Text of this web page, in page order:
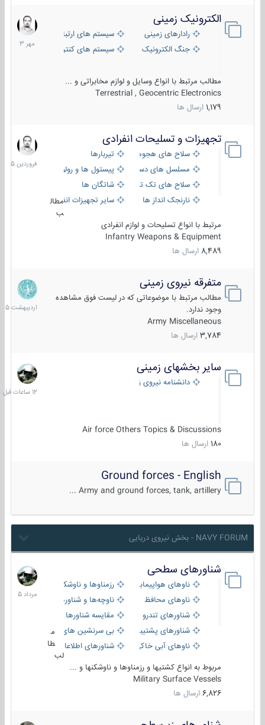
الکترونیک زمینی
رادارهای زمینی
سیستم های ارتباطی و جمع آوری
جنگ الکترونیک
سیستم های کنترل آتش و تجهیزات
مطالب مرتبط با انواع وسایل و لوازم مخابراتی و ...
Terrestrial , Geocentric Electronics
1,179 ارسال ها
1
مهر
1403
تجهیزات و تسلیحات انفرادی
سلاح های هجومی
تیربارها
مسلسل های دستی
پیستول ها و رولورها
سلاح های تک تیر اندازیشاتگان ها
نارنجک انداز ها
سایر تجهیزات انفرادی
مطال
ب
مرتبط با انواع تسلیحات و لوازم انفرادی
Infantry Weapons & Equipment
8,489 ارسال ها
17
فروردین
1405
متفرقه نیروی زمینی
مطالب مرتبط با موضوعاتی که در لیست فوق مشاهده
وجود ندارد.
Army Miscellaneous
3,784 ارسال ها
27
1405
سایر بخشهای زمینی
دانشنامه نیروی زمینی
Air force Others Topics & Discussions
180 ارسال ها
12
ساعات
قبل
Ground forces - English
Army and ground forces, tank, artillery ...
NAVY FORUM - بخش نیروی دریایی
شناورهای سطحی
ناوهای هواپیمابر و بالگرد بررزمناوها و ناوشکن‌ها
ناوهای محافظ
ناوچه‌ها و شناورهای گشتی
شناورهای تندرو
مقایسه شناورها
شناورهای پشتیبانی
بی سرنشین های دریایی
ناوهای آبی خاکی و نیروبرشناورهای اطلاعاتی و جاسوسی
طا
لب
مربوط به انواع کشتیها و رزمناوها و ناوشکنها و ...
Military Surface Vessels
6,826 ارسال ها
2
مرداد
1405